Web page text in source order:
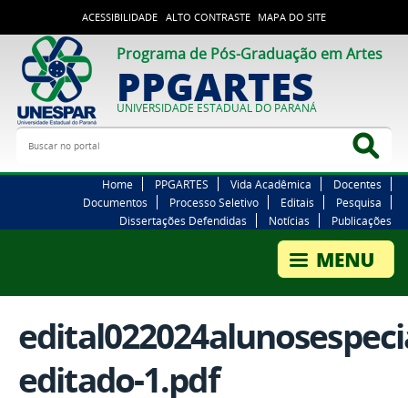
ACESSIBILIDADE ALTO CONTRASTE MAPA DO SITE
Programa de Pós-Graduação em Artes
PPGARTES
UNIVERSIDADE ESTADUAL DO PARANÁ
Buscar no portal
Home PPGARTES Vida Acadêmica
Docentes
Documentos
Processo Seletivo Editais
Pesquisa
Dissertações Defendidas
Notícias Publicações
editado-1.pdf